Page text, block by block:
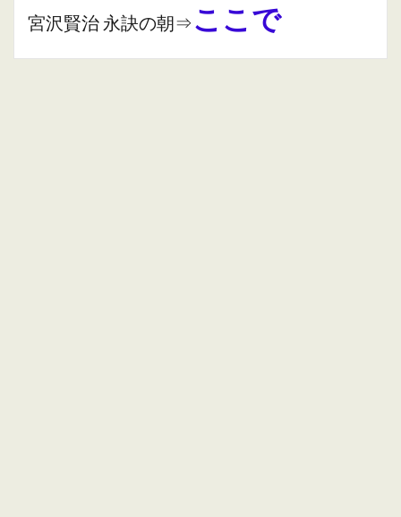
宮沢賢治 永訣の朝⇒ ここで